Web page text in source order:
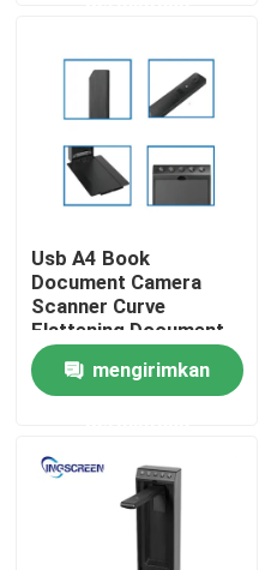
Tentang kita
Wisata pabrik
Kontrol kualitas
Hubungi kami
Papan Tulis Interaktif
Papan Tulis Interaktif
Usb A4 Book
Document Camera
Scanner Curve
Flattening Document
Camera Untuk Guru
mengirimkan